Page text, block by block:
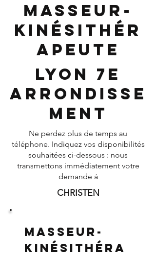
Masseur-
Kinésithér
apeute
Lyon 7e
Arrondisse
ment
Ne perdez plus de temps au
téléphone. Indiquez vos disponibilités
souhaitées ci-dessous : nous
transmettons immédiatement votre
demande à
CHRISTEN
Masseur-
Kinésithéra